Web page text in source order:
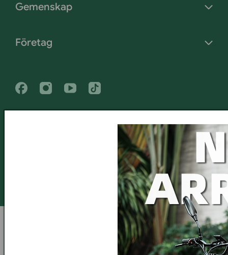
Gemenskap
Företag
FacebookInstagramYoutubeTiktok
Copyright 2019 – 2026, All Rights Reserved © 2026 FAFREES